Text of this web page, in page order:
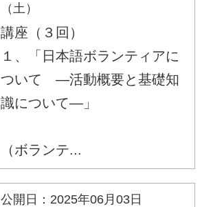
（土）
講座（３回）
１、「日本語ボランティアに
ついて ―活動概要と基礎知
識について―」
（ボランテ...
公開日：2025年06月03日